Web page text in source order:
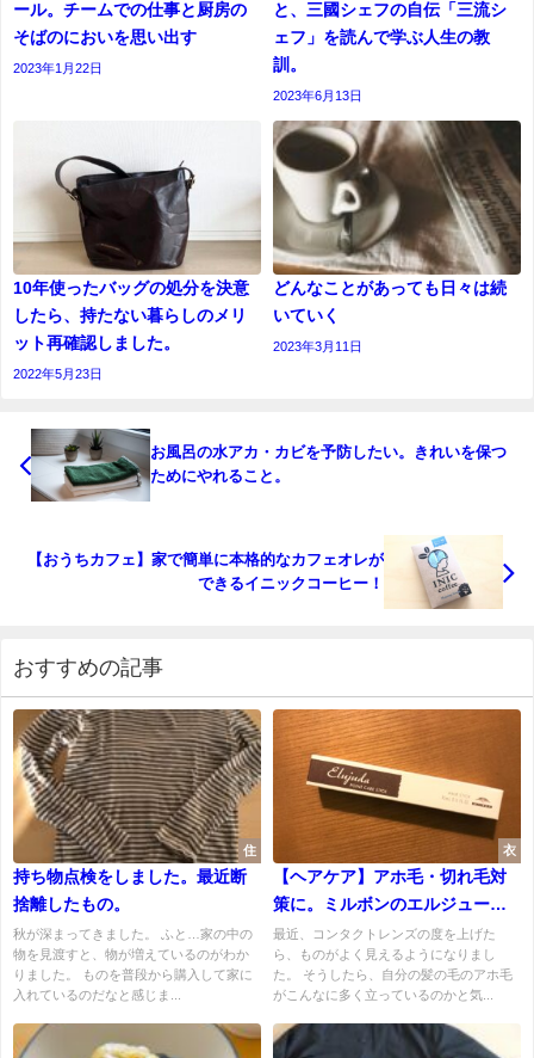
ール。チームでの仕事と厨房の
そばのにおいを思い出す
2023年1月22日
と、三國シェフの自伝「三流シ
ェフ」を読んで学ぶ人生の教
訓。
2023年6月13日
10年使ったバッグの処分を決意
したら、持たない暮らしのメリ
ット再確認しました。
2022年5月23日
どんなことがあっても日々は続
いていく
2023年3月11日
お風呂の水アカ・カビを予防したい。きれいを保つ
ためにやれること。
【おうちカフェ】家で簡単に本格的なカフェオレが
できるイニックコーヒー！
おすすめの記事
住
持ち物点検をしました。最近断
捨離したもの。
秋が深まってきました。 ふと…家の中の
物を見渡すと、物が増えているのがわか
りました。 ものを普段から購入して家に
入れているのだなと感じま...
衣
【ヘアケア】アホ毛・切れ毛対
策に。ミルボンのエルジューダ
ポイントケアスティック
最近、コンタクトレンズの度を上げた
ら、ものがよく見えるようになりまし
た。 そうしたら、自分の髪の毛のアホ毛
がこんなに多く立っているのかと気...